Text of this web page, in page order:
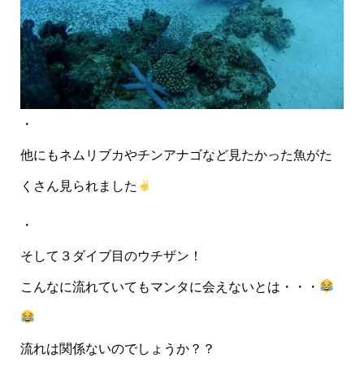
・
他にもネムリブカやチンアナゴなど見たかった魚がた
くさん見られました
・
そして３ダイブ目のウチザン！
こんなに流れていてもマンタに会えないとは・・・
流れは関係ないのでしょうか？？